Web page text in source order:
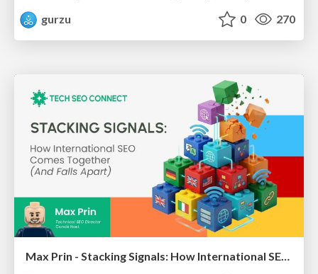
gurzu
0 270